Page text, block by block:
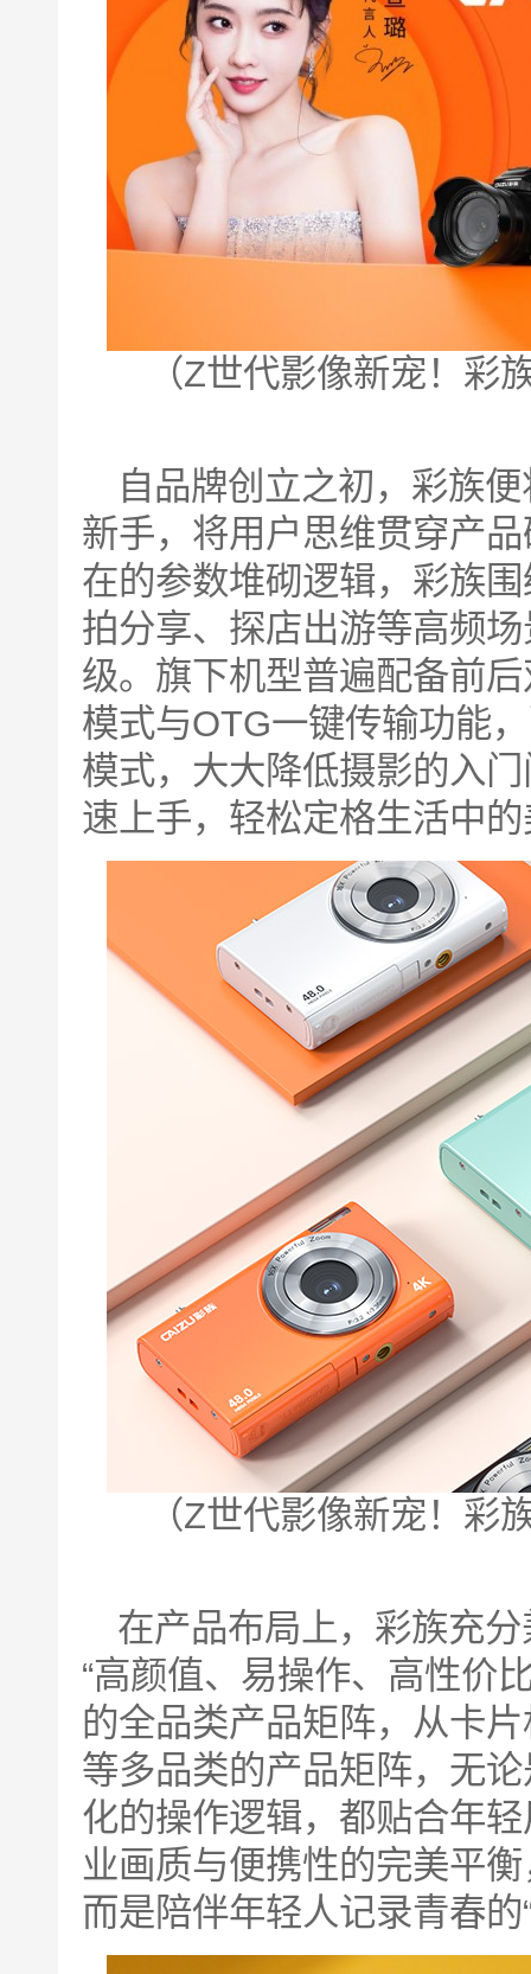
（Z世代影像新宠！彩
自品牌创立之初，彩族
新手，将用户思维贯穿产
在的参数堆砌逻辑，彩族
拍分享、探店出游等高频
级。旗下机型普遍配备前
模式与OTG一键传输功能
模式，大大降低摄影的入
速上手，轻松定格生活中
（Z世代影像新宠！彩
在产品布局上，彩族充
“高颜值、易操作、高性价
的全品类产品矩阵，从卡
等多品类的产品矩阵，无
化的操作逻辑，都贴合年
业画质与便携性的完美平
而是陪伴年轻人记录青春的